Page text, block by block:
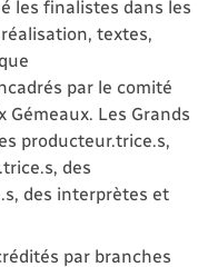
les finalistes dans les
textes,
par le comité
Gémeaux. Les Grands
producteur.trice.s,
des
des interprètes et
par branches